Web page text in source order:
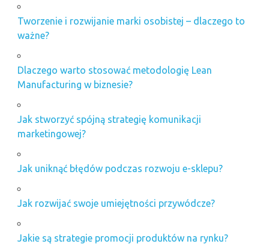
Tworzenie i rozwijanie marki osobistej – dlaczego to
ważne?
Dlaczego warto stosować metodologię Lean
Manufacturing w biznesie?
Jak stworzyć spójną strategię komunikacji
marketingowej?
Jak uniknąć błędów podczas rozwoju e-sklepu?
Jak rozwijać swoje umiejętności przywódcze?
Jakie są strategie promocji produktów na rynku?